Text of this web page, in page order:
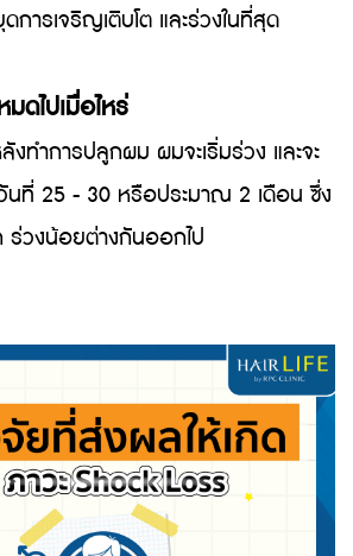
การเจริญเติบโต และร่วงในที่สุด
มดไปเมื่อไหร่
ำการปลูกผม ผมจะเริ่มร่วง และจะ
นที่ 25 - 30 หรือประมาณ 2 เดือน ซึ่ง
ร่วงน้อยต่างกันออกไป